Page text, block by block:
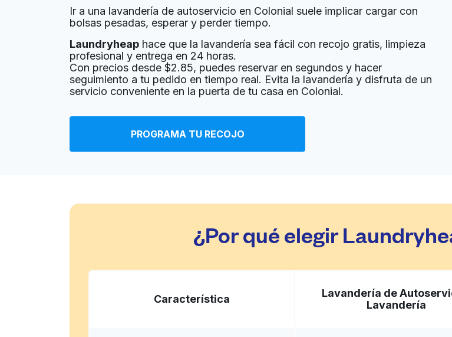
Jose
1700 N 1st St UNIT 258, San Jose, CA 95112, United States
? min
Calcular la distancia
Mostrar número
desconocido
Dynamic Carpet Cleaning and
Entrega a domicilio:
Calcular la distancia
Mart Cleaners Ir al sitio web
Ir a una lavandería de autoservicio en Colonial suele implicar cargar con
bolsas pesadas, esperar y perder tiempo.
Laundryheap hace que la lavandería sea fácil con recojo gratis, limpieza
profesional y entrega en 24 horas.
Con precios desde $2.85, puedes reservar en segundos y hacer
seguimiento a tu pedido en tiempo real. Evita la lavandería y disfruta de un
servicio conveniente en la puerta de tu casa en Colonial.
PROGRAMA TU RECOJO
¿Por qué elegir
Característica
Lavandería de
Lavandería